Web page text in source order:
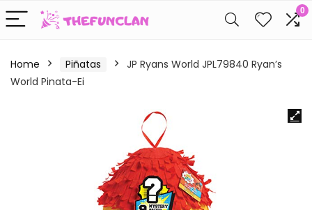
0
Home Piñatas
JP Ryans World JPL79840 Ryan’s
World Pinata-Ei